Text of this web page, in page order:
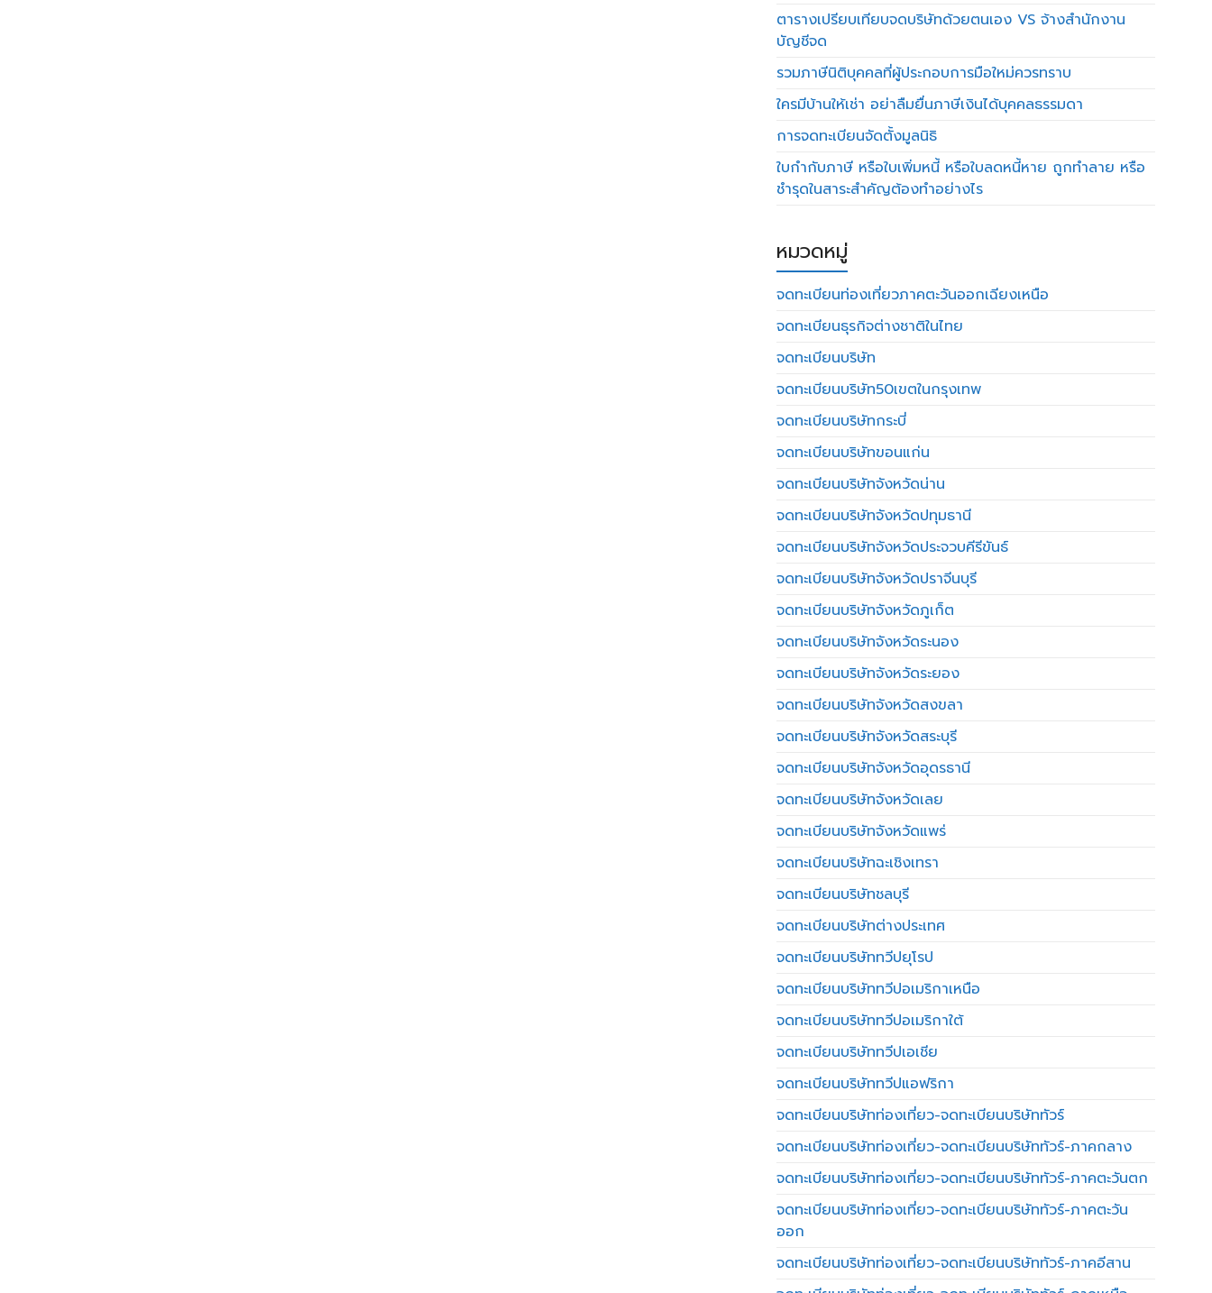
ตารางเปรียบเทียบจดบริษัทด้วยตนเอง VS จ้างสำนักงาน
บัญชีจด
รวมภาษีนิติบุคคลที่ผู้ประกอบการมือใหม่ควรทราบ
ใครมีบ้านให้เช่า อย่าลืมยื่นภาษีเงินได้บุคคลธรรมดา
การจดทะเบียนจัดตั้งมูลนิธิ
ใบกำกับภาษี หรือใบเพิ่มหนี้ หรือใบลดหนี้หาย ถูกทำลาย หรือ
ชำรุดในสาระสำคัญต้องทำอย่างไร
หมวดหมู่
จดทะเบียนท่องเที่ยวภาคตะวันออกเฉียงเหนือ
จดทะเบียนธุรกิจต่างชาติในไทย
จดทะเบียนบริษัท
จดทะเบียนบริษัท50เขตในกรุงเทพ
จดทะเบียนบริษัทกระบี่
จดทะเบียนบริษัทขอนแก่น
จดทะเบียนบริษัทจังหวัดน่าน
จดทะเบียนบริษัทจังหวัดปทุมธานี
จดทะเบียนบริษัทจังหวัดประจวบคีรีขันธ์
จดทะเบียนบริษัทจังหวัดปราจีนบุรี
จดทะเบียนบริษัทจังหวัดภูเก็ต
จดทะเบียนบริษัทจังหวัดระนอง
จดทะเบียนบริษัทจังหวัดระยอง
จดทะเบียนบริษัทจังหวัดสงขลา
จดทะเบียนบริษัทจังหวัดสระบุรี
จดทะเบียนบริษัทจังหวัดอุดรธานี
จดทะเบียนบริษัทจังหวัดเลย
จดทะเบียนบริษัทจังหวัดแพร่
จดทะเบียนบริษัทฉะเชิงเทรา
จดทะเบียนบริษัทชลบุรี
จดทะเบียนบริษัทต่างประเทศ
จดทะเบียนบริษัททวีปยุโรป
จดทะเบียนบริษัททวีปอเมริกาเหนือ
จดทะเบียนบริษัททวีปอเมริกาใต้
จดทะเบียนบริษัททวีปเอเชีย
จดทะเบียนบริษัททวีปแอฟริกา
จดทะเบียนบริษัทท่องเที่ยว-จดทะเบียนบริษัททัวร์
จดทะเบียนบริษัทท่องเที่ยว-จดทะเบียนบริษัททัวร์-ภาคกลาง
จดทะเบียนบริษัทท่องเที่ยว-จดทะเบียนบริษัททัวร์-ภาคตะวันตก
จดทะเบียนบริษัทท่องเที่ยว-จดทะเบียนบริษัททัวร์-ภาคตะวัน
ออก
จดทะเบียนบริษัทท่องเที่ยว-จดทะเบียนบริษัททัวร์-ภาคอีสาน